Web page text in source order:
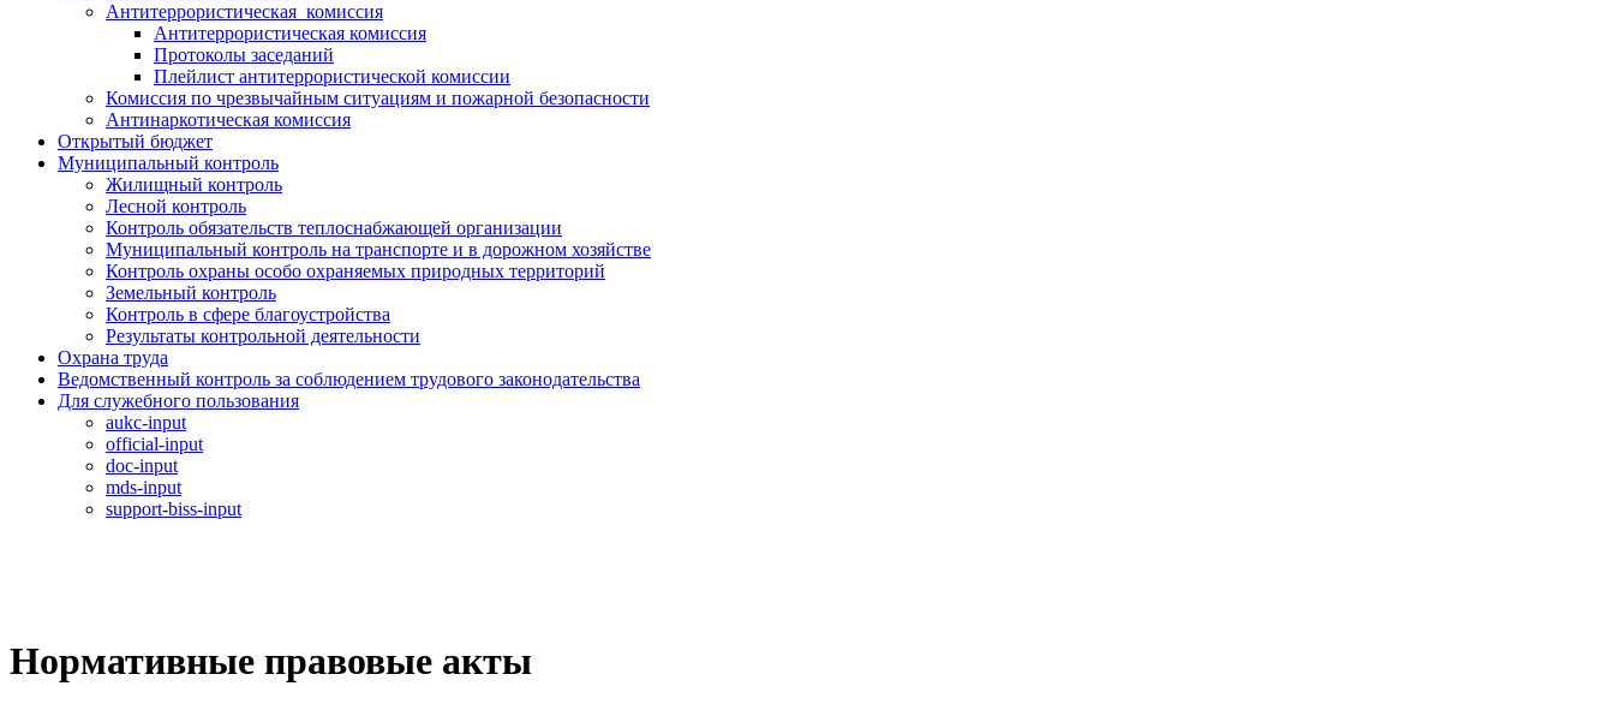
Антитеррористическая комиссия
Антитеррористическая комиссия
Протоколы заседаний
Плейлист антитеррористической комиссии
Комиссия по чрезвычайным ситуациям и пожарной безопасности
Антинаркотическая комиссия
Открытый бюджет
Муниципальный контроль
Жилищный контроль
Лесной контроль
Контроль обязательств теплоснабжающей организации
Муниципальный контроль на транспорте и в дорожном хозяйстве
Контроль охраны особо охраняемых природных территорий
Земельный контроль
Контроль в сфере благоустройства
Результаты контрольной деятельности
Охрана труда
Ведомственный контроль за соблюдением трудового законодательства
Для служебного пользования
aukc-input
official-input
doc-input
mds-input
support-biss-input
Нормативные правовые акты